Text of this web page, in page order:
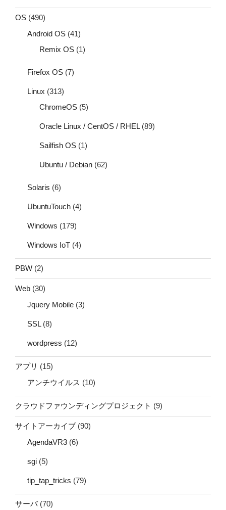
OS (490)
Android OS (41)
Remix OS (1)
Firefox OS (7)
Linux (313)
ChromeOS (5)
Oracle Linux / CentOS / RHEL(89)
Sailfish OS (1)
Ubuntu / Debian (62)
Solaris (6)
UbuntuTouch (4)
Windows (179)
Windows IoT (4)
PBW (2)
Web (30)
Jquery Mobile (3)
SSL(8)
wordpress (12)
アプリ (15)
アンチウイルス (10)
クラウドファウンディングプロジェクト (9)
サイトアーカイブ (90)
AgendaVR3 (6)
sgi (5)
tip_tap_tricks (79)
サーバ(70)